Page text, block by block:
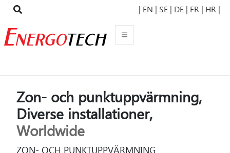
| EN | SE | DE | FR | HR |
Zon- och punktuppvärmning,
Diverse installationer,
Worldwide
ZON- OCH PUNKTUPPVÄRMNING